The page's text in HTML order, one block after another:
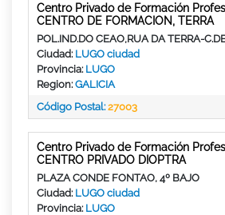
Centro Privado de Formación
CENTRO DE FORMACION, TERRA
POL.IND.DO CEAO,RUA DA TERRA-
Ciudad: LUGO ciudad
Provincia: LUGO
Region:GALICIA
Código Postal:27003
Centro Privado de Formación
CENTRO PRIVADO DIOPTRA
PLAZA CONDE FONTAO, 4º BAJO
Ciudad: LUGO ciudad
Provincia: LUGO